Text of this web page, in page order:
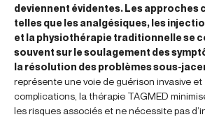
deviennent évidentes. Les approches
telles que les analgésiques, les
et la physiothérapie traditionnelle se
souvent sur le soulagement des
la résolution des problèmes sous-
représente une voie de guérison invasive
complications, la thérapie TAGMED
les risques associés et ne nécessite pas